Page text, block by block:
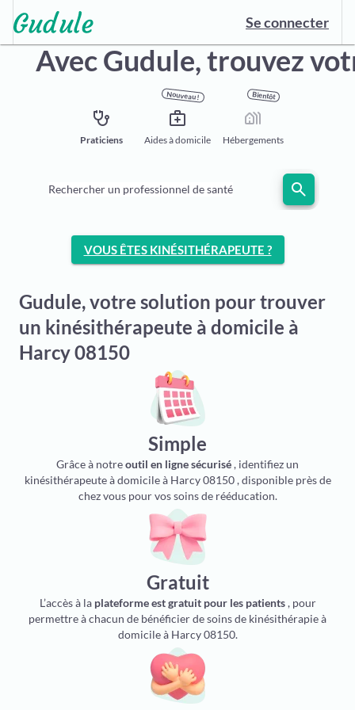
Se connecter
Avec Gudule,trouvez
stethoscope
Praticiens
Nouveau !
medical_services
Aides à domicile
Bientôt
holiday_village
Hébergements
Rechercher un professionnel de santé search
VOUS ÊTES KINÉSITHÉRAPEUTE ?
Gudule, votre solution pour trouver
un kinésithérapeute à domicile à
Harcy 08150
Simple
Grâce à notreoutil en ligne sécurisé, identifiez un
kinésithérapeute à domicile à Harcy 08150 , disponible près de
chez vous pour vos soins de rééducation.
Gratuit
L’accès à la plateforme est gratuit pour les patients, pour
permettre à chacun de bénéficier de soins de kinésithérapie à
domicile à Harcy 08150.